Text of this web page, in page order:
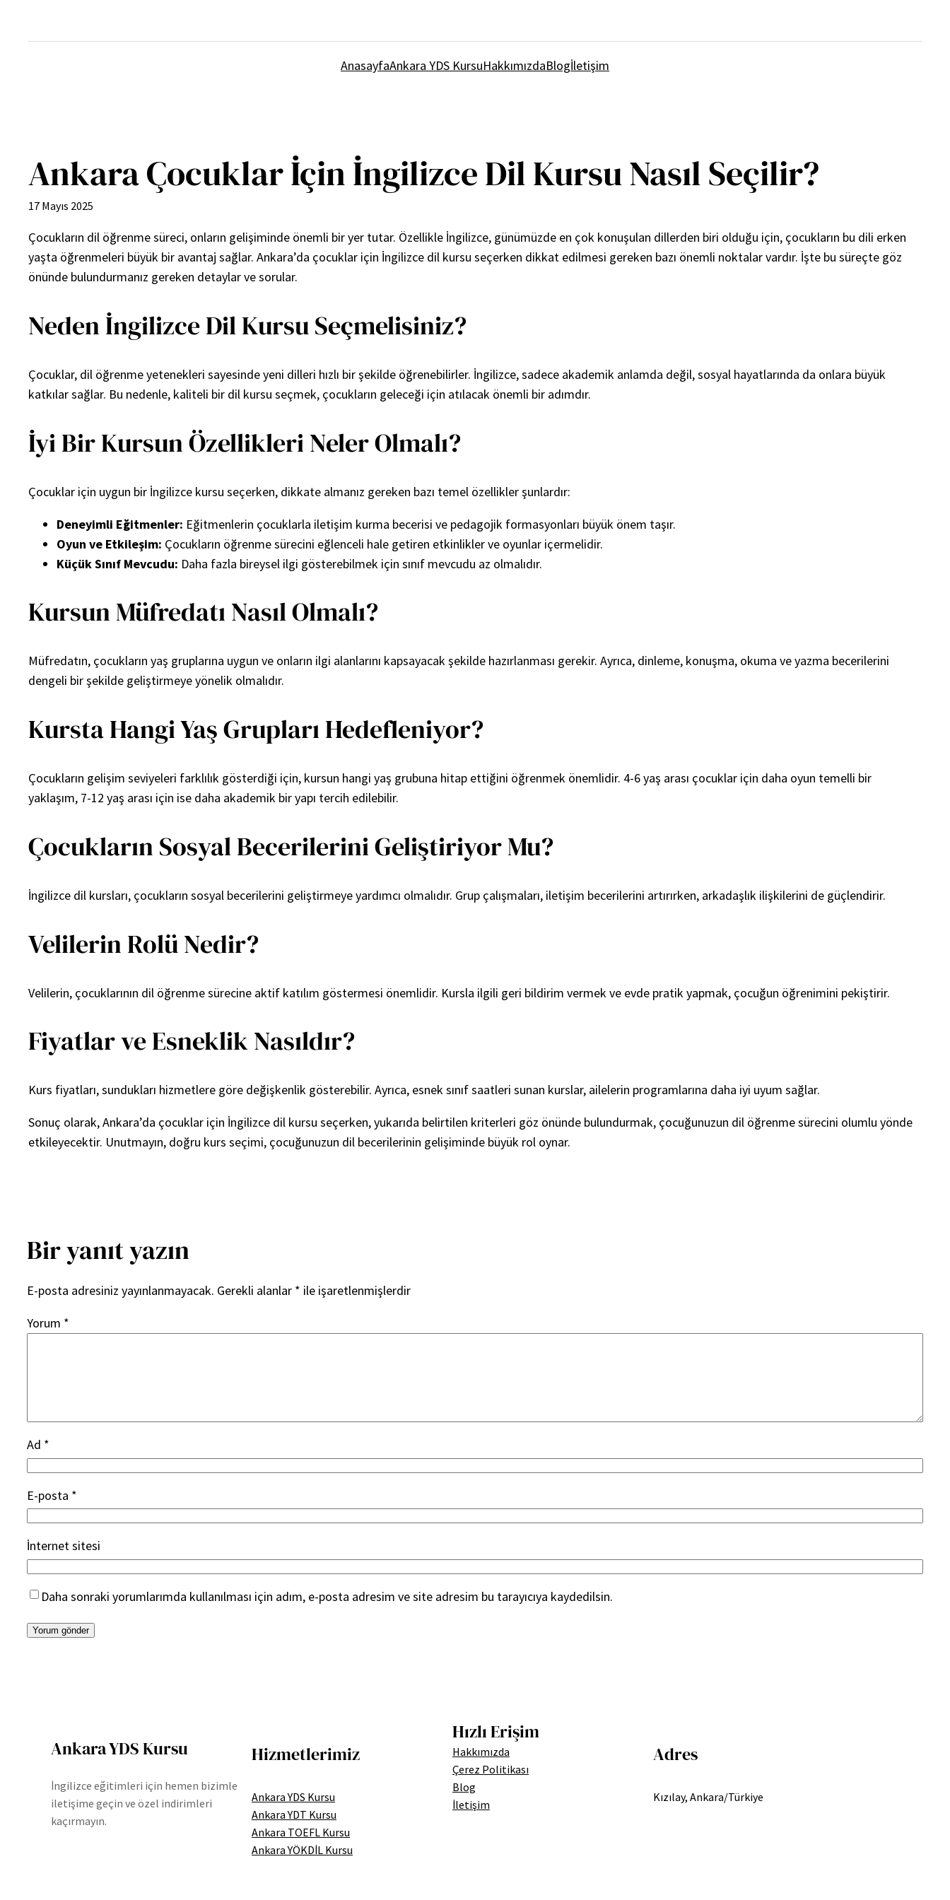
AnasayfaAnkara YDS KursuHakkımızdaBlogİletişim
Ankara Çocuklar İçin İngilizce Dil Kursu Nasıl Seçilir?
17 Mayıs 2025
Çocukların dil öğrenme süreci, onların gelişiminde önemli bir yer tutar. Özellikle İngilizce, günümüzde en çok konuşulan dillerden biri olduğu için, çocukların bu dili erken
yaşta öğrenmeleri büyük bir avantaj sağlar. Ankara’da çocuklar için İngilizce dil kursu seçerken dikkat edilmesi gereken bazı önemli noktalar vardır. İşte bu süreçte göz
önünde bulundurmanız gereken detaylar ve sorular.
Neden İngilizce Dil Kursu Seçmelisiniz?
Çocuklar, dil öğrenme yetenekleri sayesinde yeni dilleri hızlı bir şekilde öğrenebilirler. İngilizce, sadece akademik anlamda değil, sosyal hayatlarında da onlara büyük
katkılar sağlar. Bu nedenle, kaliteli bir dil kursu seçmek, çocukların geleceği için atılacak önemli bir adımdır.
İyi Bir Kursun Özellikleri Neler Olmalı?
Çocuklar için uygun bir İngilizce kursu seçerken, dikkate almanız gereken bazı temel özellikler şunlardır:
Deneyimli Eğitmenler: Eğitmenlerin çocuklarla iletişim kurma becerisi ve pedagojik formasyonları büyük önem taşır.
Oyun ve Etkileşim: Çocukların öğrenme sürecini eğlenceli hale getiren etkinlikler ve oyunlar içermelidir.
Küçük Sınıf Mevcudu: Daha fazla bireysel ilgi gösterebilmek için sınıf mevcudu az olmalıdır.
Kursun Müfredatı Nasıl Olmalı?
Müfredatın, çocukların yaş gruplarına uygun ve onların ilgi alanlarını kapsayacak şekilde hazırlanması gerekir. Ayrıca, dinleme, konuşma, okuma ve yazma becerilerini
dengeli bir şekilde geliştirmeye yönelik olmalıdır.
Kursta Hangi Yaş Grupları Hedefleniyor?
Çocukların gelişim seviyeleri farklılık gösterdiği için, kursun hangi yaş grubuna hitap ettiğini öğrenmek önemlidir. 4-6 yaş arası çocuklar için daha oyun temelli bir
yaklaşım, 7-12 yaş arası için ise daha akademik bir yapı tercih edilebilir.
Çocukların Sosyal Becerilerini Geliştiriyor Mu?
İngilizce dil kursları, çocukların sosyal becerilerini geliştirmeye yardımcı olmalıdır. Grup çalışmaları, iletişim becerilerini artırırken, arkadaşlık ilişkilerini de güçlendirir.
Velilerin Rolü Nedir?
Velilerin, çocuklarının dil öğrenme sürecine aktif katılım göstermesi önemlidir. Kursla ilgili geri bildirim vermek ve evde pratik yapmak, çocuğun öğrenimini pekiştirir.
Fiyatlar ve Esneklik Nasıldır?
Kurs fiyatları, sundukları hizmetlere göre değişkenlik gösterebilir. Ayrıca, esnek sınıf saatleri sunan kurslar, ailelerin programlarına daha iyi uyum sağlar.
Sonuç olarak, Ankara’da çocuklar için İngilizce dil kursu seçerken, yukarıda belirtilen kriterleri göz önünde bulundurmak, çocuğunuzun dil öğrenme sürecini olumlu yönde
etkileyecektir. Unutmayın, doğru kurs seçimi, çocuğunuzun dil becerilerinin gelişiminde büyük rol oynar.
Bir yanıt yazın
E-posta adresiniz yayınlanmayacak. Gerekli alanlar * ile işaretlenmişlerdir
Yorum *
Ad *
E-posta *
İnternet sitesi
Daha sonraki yorumlarımda kullanılması için adım, e-posta adresim ve site adresim bu tarayıcıya kaydedilsin.
Ankara YDS Kursu
İngilizce eğitimleri için hemen bizimle
iletişime geçin ve özel indirimleri
kaçırmayın.
Hizmetlerimiz
Ankara YDS Kursu
Ankara YDT Kursu
Ankara TOEFL Kursu
Ankara YÖKDİL Kursu
Hızlı Erişim
Hakkımızda
Çerez Politikası
Blog
İletişim
Adres
Kızılay, Ankara/Türkiye